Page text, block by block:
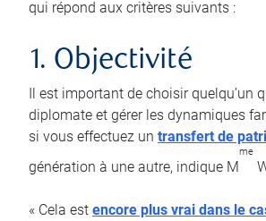
qui répond aux critères suivants :
1. Objectivité
Il est important de choisir quelqu’un
diplomate et gérer les dynamiques
si vous effectuez un transfert de
génération à une autre, indique M
me
« Cela est encore plus vrai dans le